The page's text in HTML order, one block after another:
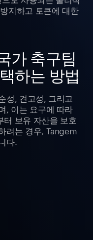
지하고 토큰에 대한
가 축구팀
하는 방법
성, 견고성, 그리고
, 이는 요구에 따라
터 보유 자산을 보호
려는 경우, Tangem
다.